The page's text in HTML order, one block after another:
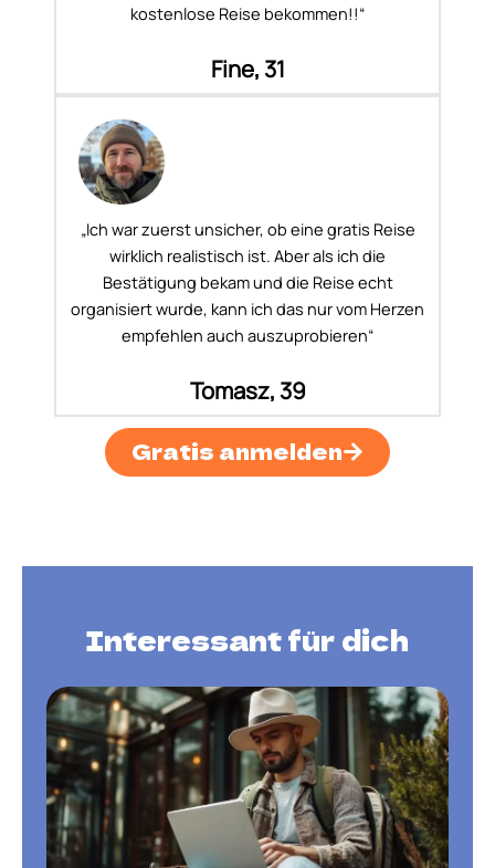
kostenlose Reise bekommen!!“
Fine, 31
„Ich war zuerst unsicher, ob eine gratis Reise
wirklich realistisch ist. Aber als ich die
Bestätigung bekam und die Reise echt
organisiert wurde, kann ich das nur vom Herzen
empfehlen auch auszuprobieren“
Tomasz, 39
Gratis anmelden
Interessant für dich